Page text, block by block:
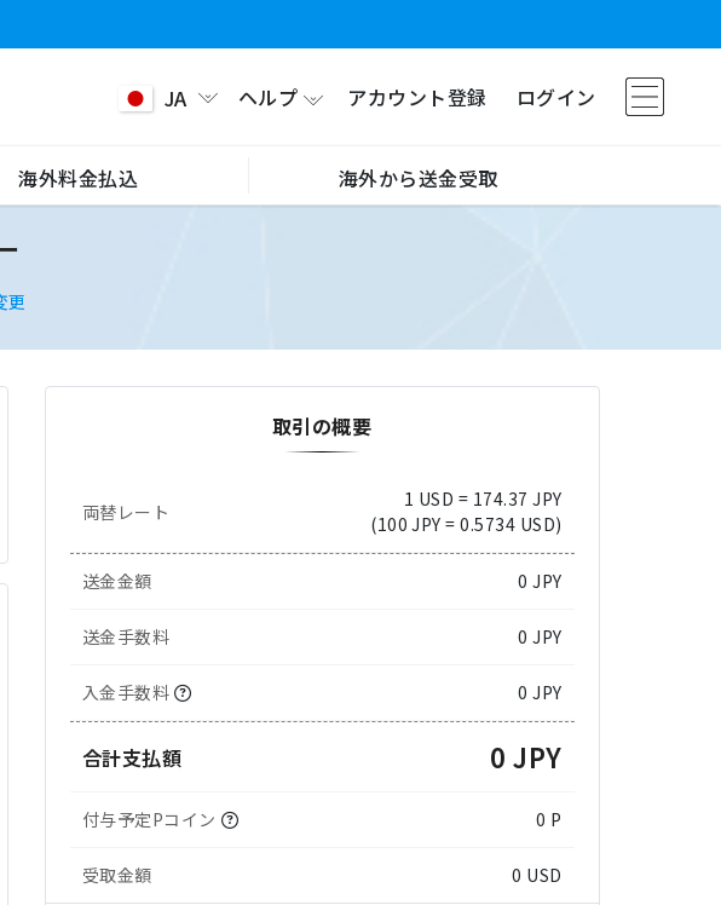
JA ヘルプ アカウント登録 ログイン
海外料金払込 海外から送金受取
更
取引の概要
両替レート
1 USD = 174.37 JPY
(100 JPY = 0.5734 USD)
送金金額 0 JPY
送金手数料 0 JPY
入金手数料 0 JPY
合計支払額 0 JPY
付与予定Pコイン 0 P
受取金額 0 USD